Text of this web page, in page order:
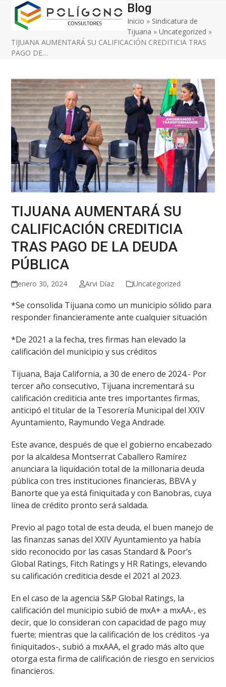
Skip
content
Open
mobile
menu
Close
mobile
menu
Blog
Inicio » Sindicatura de
Tijuana »Uncategorized »
TIJUANA AUMENTARÁ SU CALIFICACIÓN CREDITICIA TRAS
PAGO DE…
TIJUANA AUMENTARÁ SU
CALIFICACIÓN CREDITICIA
TRAS PAGO DE LA DEUDA
PÚBLICA
enero 30, 2024 Arvi Díaz Uncategorized
*Se consolida Tijuana como un municipio sólido para
responder financieramente ante cualquier situación
*De 2021 a la fecha, tres firmas han elevado la
calificación del municipio y sus créditos
Tijuana, Baja California, a 30 de enero de 2024.- Por
tercer año consecutivo, Tijuana incrementará su
calificación crediticia ante tres importantes firmas,
anticipó el titular de la Tesorería Municipal del XXIV
Ayuntamiento, Raymundo Vega Andrade.
Este avance, después de que el gobierno encabezado
por la alcaldesa Montserrat Caballero Ramírez
anunciara la liquidación total de la millonaria deuda
pública con tres instituciones financieras, BBVA y
Banorte que ya está finiquitada y con Banobras, cuya
línea de crédito pronto será saldada.
Previo al pago total de esta deuda, el buen manejo de
las finanzas sanas del XXIV Ayuntamiento ya había
sido reconocido por las casas Standard & Poor’s
Global Ratings, Fitch Ratings y HR Ratings, elevando
su calificación crediticia desde el 2021 al 2023.
En el caso de la agencia S&P Global Ratings, la
calificación del municipio subió de mxA+ a mxAA-, es
decir, que lo consideran con capacidad de pago muy
fuerte; mientras que la calificación de los créditos -ya
finiquitados-, subió a mxAAA, el grado más alto que
otorga esta firma de calificación de riesgo en servicios
financieros.